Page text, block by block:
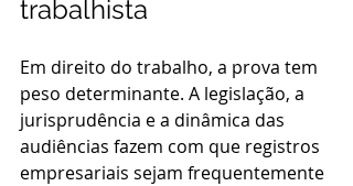
trabalhista
Em direito do trabalho, a prova tem
peso determinante. A legislação, a
jurisprudência e a dinâmica das
audiências fazem com que registros
empresariais sejam frequentemente